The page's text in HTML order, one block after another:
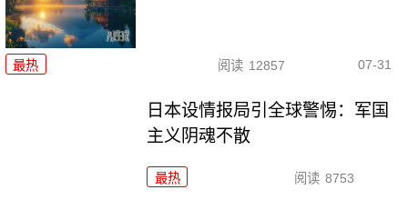
最热 阅读 12857 07-31
日本设情报局引全球警惕：军国
主义阴魂不散
最热 阅读 8753